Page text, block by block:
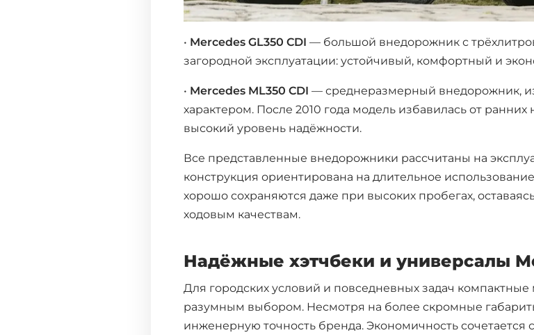
• Mercedes GL350 CDI — большой внедорожник с
загородной эксплуатации: устойчивый, комфортный и
• Mercedes ML350 CDI — среднеразмерный внедорожник,
характером. После 2010 года модель избавилась от ранних
высокий уровень надёжности.
Все представленные внедорожники рассчитаны на
конструкция ориентирована на длительное
хорошо сохраняются даже при высоких пробегах,
ходовым качествам.
Надёжные хэтчбеки и универсалы
Для городских условий и повседневных задач
разумным выбором. Несмотря на более скромные
инженерную точность бренда. Экономичность сочетается
Выберите или найдите
Москва Санкт-Петербург